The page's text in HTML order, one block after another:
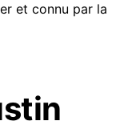
et connu par la